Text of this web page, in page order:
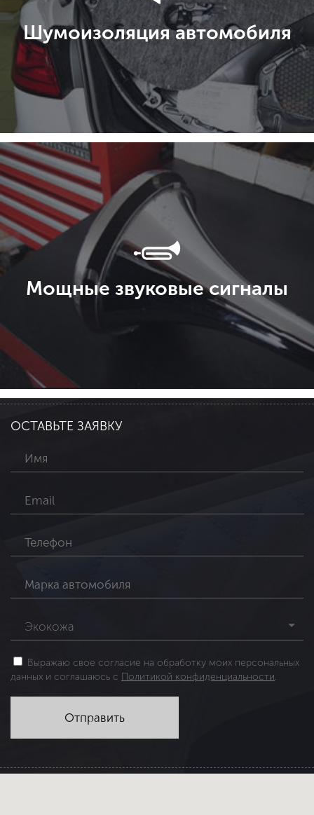
Шумоизоляция автомобиля
Мощные звуковые сигналы
ОСТАВЬТЕ ЗАЯВКУ
Экокожа
Выражаю свое согласие на обработку моих персональных
данных и соглашаюсь с Политикой конфиденциальности.